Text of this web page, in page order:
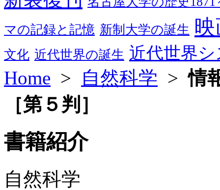
マの記録と記憶 新制大学の誕生
文化 近代世界の誕生 近代世界
Home > 自然科学 >情
［第５判］
書籍紹介
自然科学